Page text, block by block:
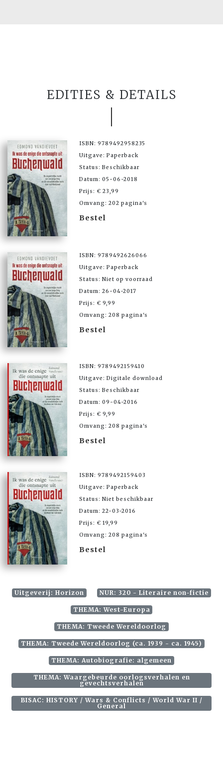
EDITIES & DETAILS
ISBN: 9789492958235
Uitgave: Paperback
Status: Beschikbaar
Datum: 05-06-2018
Prijs: € 23,99
Omvang: 202 pagina's
Bestel
ISBN: 9789492626066
Uitgave: Paperback
Status: Niet op voorraad
Datum: 26-04-2017
Prijs: € 9,99
Omvang: 208 pagina's
Bestel
ISBN: 9789492159410
Uitgave: Digitale download
Status: Beschikbaar
Datum: 09-04-2016
Prijs: € 9,99
Omvang: 208 pagina's
Bestel
ISBN: 9789492159403
Uitgave: Paperback
Status: Niet beschikbaar
Datum: 22-03-2016
Prijs: € 19,99
Omvang: 208 pagina's
Bestel
Uitgeverij: Horizon NUR: 320 - Literaire non-fictie
THEMA: West-Europa
THEMA: Tweede Wereldoorlog
THEMA: Tweede Wereldoorlog (ca. 1939 - ca. 1945)
THEMA: Autobiografie: algemeen
THEMA: Waargebeurde oorlogsverhalen en
gevechtsverhalen
BISAC: HISTORY / Wars & Conflicts / World War II /
General